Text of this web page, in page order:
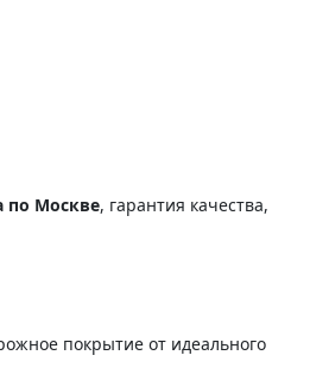
по Москве, гарантия качества,
покрытие от идеального